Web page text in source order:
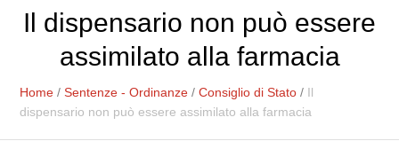
Il dispensario non può essere
assimilato alla farmacia
Home /Sentenze - Ordinanze /Consiglio di Stato / Il
dispensario non può essere assimilato alla farmacia